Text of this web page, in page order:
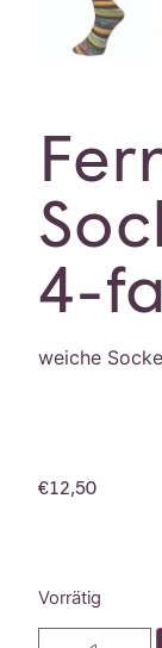
4-
weiche
€12,50
Vorrätig